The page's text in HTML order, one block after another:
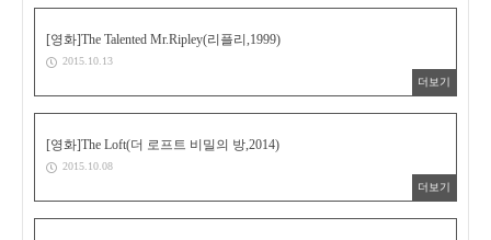
[영화]The Talented Mr.Ripley(리플리,1999)
2015.10.13
더보기
[영화]The Loft(더 로프트 비밀의 방,2014)
2015.10.08
더보기